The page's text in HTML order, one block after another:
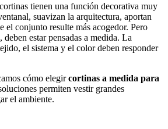
tienen una función decorativa muy
suavizan la arquitectura, aportan
el conjunto resulte más acogedor. Pero
estar pensadas a medida. La
el sistema y el color deben responder
cómo elegircortinas a medida para
permiten vestir grandes
el ambiente.